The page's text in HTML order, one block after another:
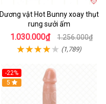
Dương vật Hot Bunny xoay thụt
rung sưởi ấm
1.030.000₫ 1.256.000₫
(1,789)
-22%
Hot
5